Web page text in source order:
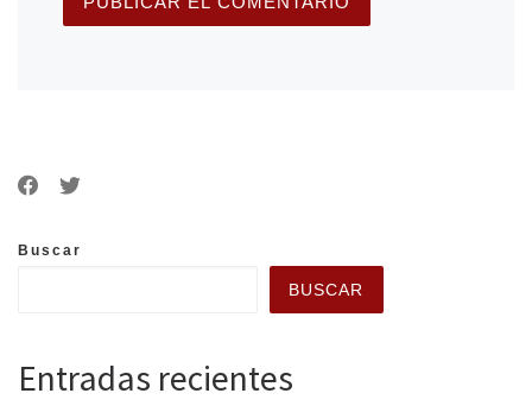
Buscar
BUSCAR
Entradas recientes